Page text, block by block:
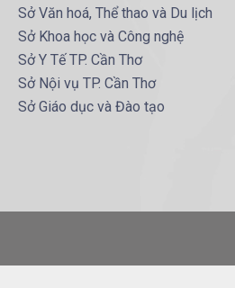
Sở Văn hoá, Thể thao và Du lịch
Sở Khoa học và Công nghệ
Sở Y Tế TP. Cần Thơ
Sở Nội vụ TP. Cần Thơ
Sở Giáo dục và Đào tạo